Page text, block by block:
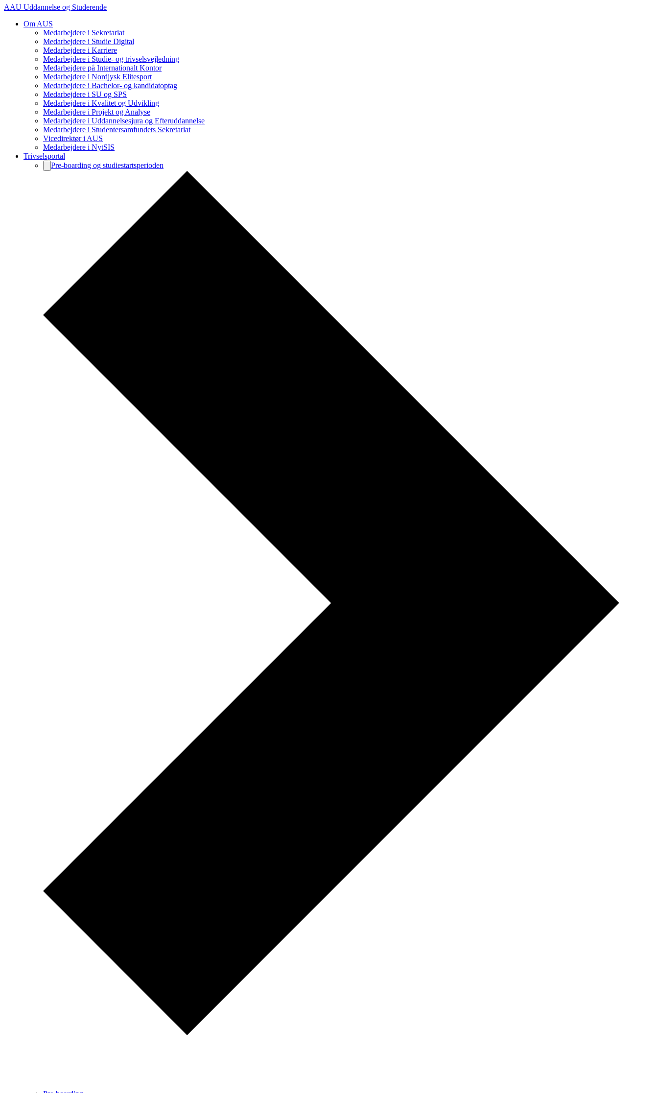
AAU Uddannelse og Studerende
Om AUS
Medarbejdere i Sekretariat
Medarbejdere i Studie Digital
Medarbejdere i Karriere
Medarbejdere i Studie- og trivselsvejledning
Medarbejdere på Internationalt Kontor
Medarbejdere i Nordjysk Elitesport
Medarbejdere i Bachelor- og kandidatoptag
Medarbejdere i SU og SPS
Medarbejdere i Kvalitet og Udvikling
Medarbejdere i Projekt og Analyse
Medarbejdere i Uddannelsesjura og Efteruddannelse
Medarbejdere i Studentersamfundets Sekretariat
Vicedirektør i AUS
Medarbejdere i NytSIS
Trivselsportal
Pre-boarding og studiestartsperioden